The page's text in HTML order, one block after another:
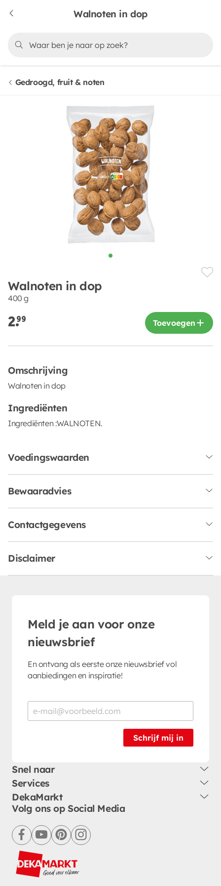
Walnoten in dop
Gedroogd, fruit & noten
Walnoten in dop
400 g
2.99 Toevoegen
Omschrijving
Walnoten in dop
Ingrediënten
Ingrediënten :WALNOTEN.
Voedingswaarden
Bewaaradvies
Contactgegevens
Disclaimer
Meld je aan voor onze
nieuwsbrief
En ontvang als eerste onze nieuwsbrief vol
aanbiedingen en inspiratie!
Schrijf mij in
Snel naar
Services
DekaMarkt
Volg ons op Social Media
facebookyoutubepinterestinstagram